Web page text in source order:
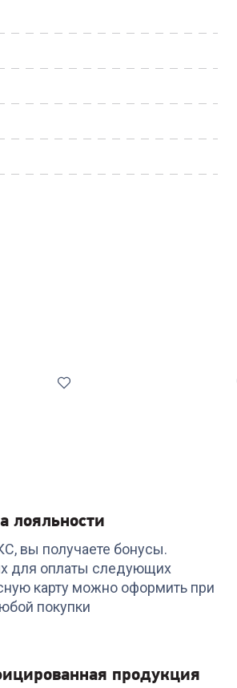
(Black)
Код:
Наушники SENNHEISER
PC 5.2 Chat
+80бонусов
лояльности
вы получаете бонусы.
для оплаты следующих
карту можно оформить при
покупки
продукция